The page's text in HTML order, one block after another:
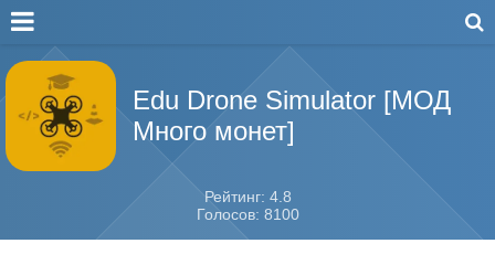
Edu Drone Simulator [МОД
Много монет]
Рейтинг: 4.8
Голосов: 8100